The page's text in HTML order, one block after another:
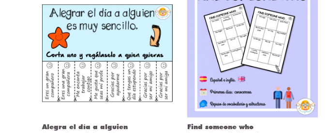
Alegra el día a alguien
Find someone who